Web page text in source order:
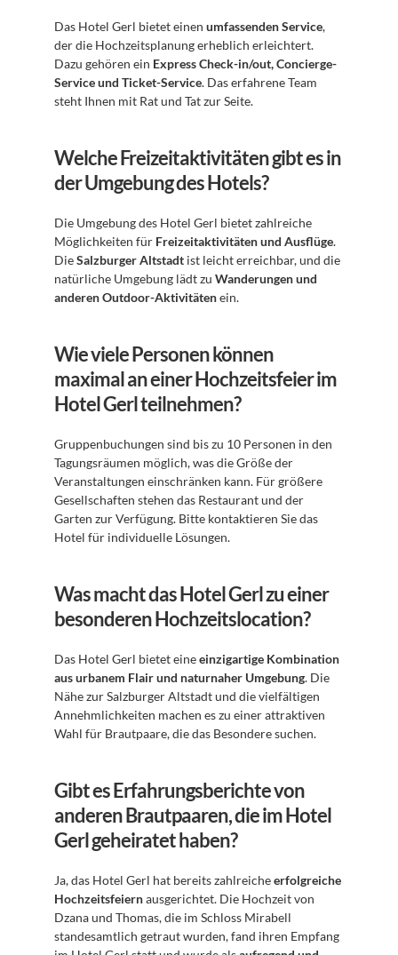
Das Hotel Gerl bietet einen umfassenden Service,
der die Hochzeitsplanung erheblich erleichtert.
Dazu gehören ein Express Check-in/out, Concierge-
Service und Ticket-Service. Das erfahrene Team
steht Ihnen mit Rat und Tat zur Seite.
Welche Freizeitaktivitäten gibt es in
der Umgebung des Hotels?
Die Umgebung des Hotel Gerl bietet zahlreiche
Möglichkeiten für Freizeitaktivitäten und Ausflüge.
Die Salzburger Altstadt ist leicht erreichbar, und die
natürliche Umgebung lädt zu Wanderungen und
anderen Outdoor-Aktivitäten ein.
Wie viele Personen können
maximal an einer Hochzeitsfeier im
Hotel Gerl teilnehmen?
Gruppenbuchungen sind bis zu 10 Personen in den
Tagungsräumen möglich, was die Größe der
Veranstaltungen einschränken kann. Für größere
Gesellschaften stehen das Restaurant und der
Garten zur Verfügung. Bitte kontaktieren Sie das
Hotel für individuelle Lösungen.
Was macht das Hotel Gerl zu einer
besonderen Hochzeitslocation?
Das Hotel Gerl bietet eine einzigartige Kombination
aus urbanem Flair und naturnaher Umgebung. Die
Nähe zur Salzburger Altstadt und die vielfältigen
Annehmlichkeiten machen es zu einer attraktiven
Wahl für Brautpaare, die das Besondere suchen.
Gibt es Erfahrungsberichte von
anderen Brautpaaren, die im Hotel
Gerl geheiratet haben?
Ja, das Hotel Gerl hat bereits zahlreiche erfolgreiche
Hochzeitsfeiern ausgerichtet. Die Hochzeit von
Dzana und Thomas, die im Schloss Mirabell
standesamtlich getraut wurden, fand ihren Empfang